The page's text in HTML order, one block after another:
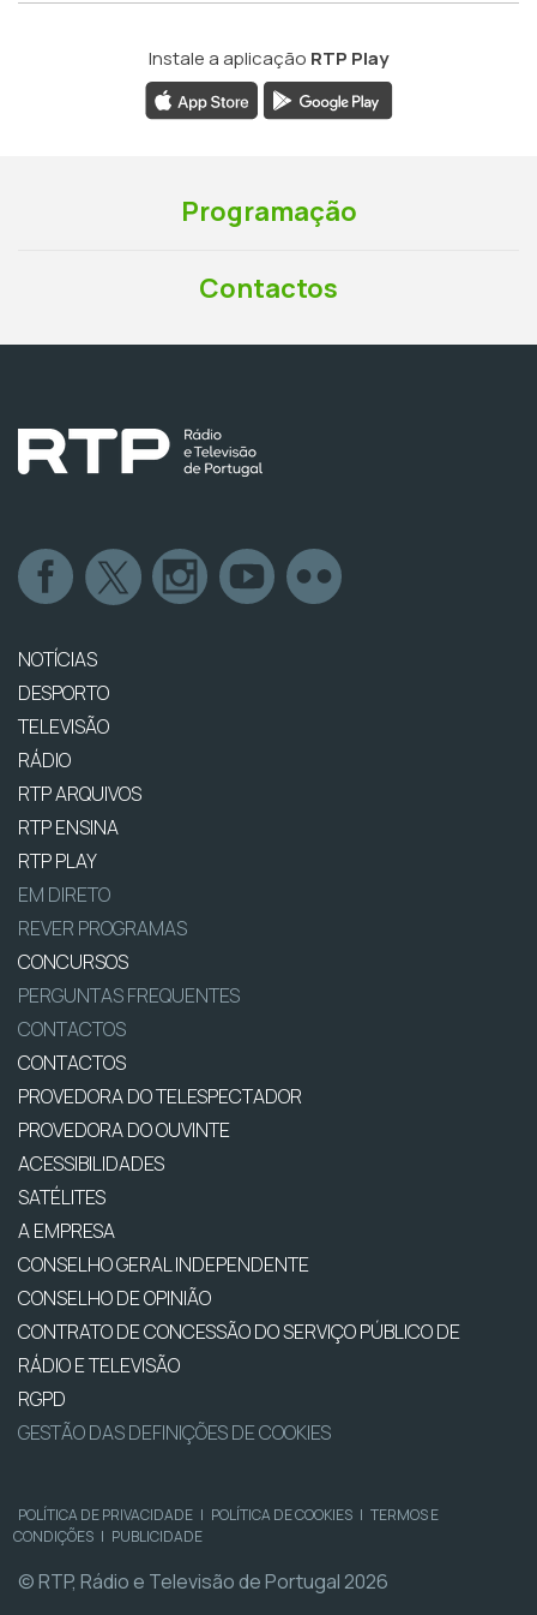
Instale a aplicação RTP Play
Programação
Contactos
NOTÍCIAS
DESPORTO
TELEVISÃO
RÁDIO
RTP ARQUIVOS
RTP ENSINA
RTP PLAY
EM DIRETO
REVER PROGRAMAS
CONCURSOS
PERGUNTAS FREQUENTES
CONTACTOS
CONTACTOS
PROVEDORA DO TELESPECTADOR
PROVEDORA DO OUVINTE
ACESSIBILIDADES
SATÉLITES
A EMPRESA
CONSELHO GERAL INDEPENDENTE
CONSELHO DE OPINIÃO
CONTRATO DE CONCESSÃO DO SERVIÇO PÚBLICO DE
RÁDIO E TELEVISÃO
RGPD
GESTÃO DAS DEFINIÇÕES DE COOKIES
POLÍTICA DE PRIVACIDADE | POLÍTICA DE COOKIES | TERMOS E
CONDIÇÕES | PUBLICIDADE
© RTP, Rádio e Televisão de Portugal 2026